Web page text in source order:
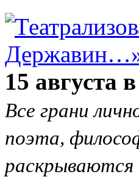
15 августа
Все грани
поэта,
раскрываются